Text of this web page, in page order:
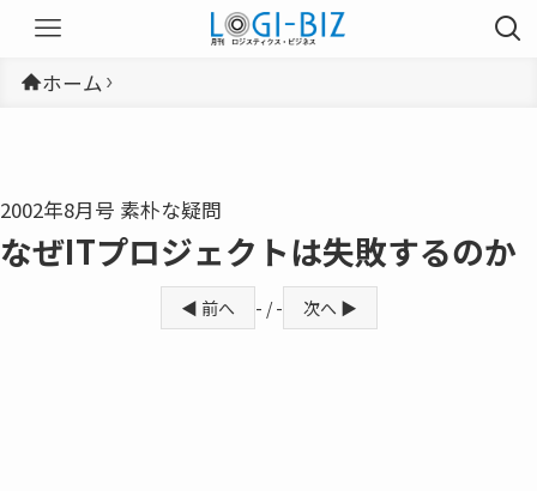
ホーム
2002年8月号 素朴な疑問
なぜITプロジェクトは失敗するのか
◀ 前へ - / - 次へ ▶